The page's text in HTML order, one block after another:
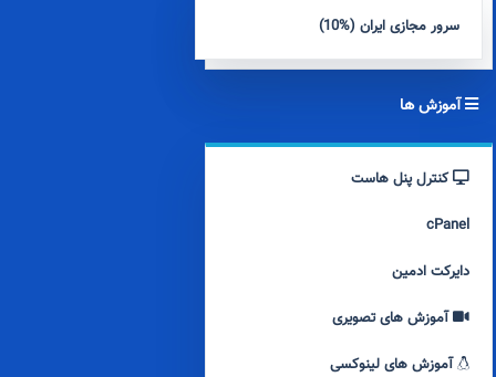
سرور مجازی ایران (%10)
آموزش ها
کنترل پنل هاست
cPanel
دایرکت ادمین
آموزش های تصویری
آموزش های لینوکسی